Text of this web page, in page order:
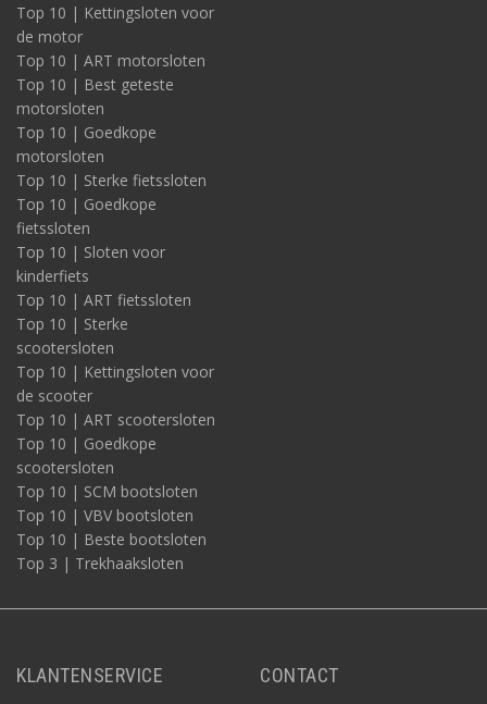
Top 10 | Kettingsloten voor
de motor
Top 10 | ART motorsloten
Top 10 | Best geteste
motorsloten
Top 10 | Goedkope
motorsloten
Top 10 | Sterke fietssloten
Top 10 | Goedkope
fietssloten
Top 10 | Sloten voor
kinderfiets
Top 10 | ART fietssloten
Top 10 | Sterke
scootersloten
Top 10 | Kettingsloten voor
de scooter
Top 10 | ART scootersloten
Top 10 | Goedkope
scootersloten
Top 10 | SCM bootsloten
Top 10 | VBV bootsloten
Top 10 | Beste bootsloten
Top 3 | Trekhaaksloten
KLANTENSERVICE CONTACT